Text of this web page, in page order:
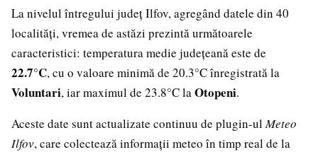
La nivelul întregului județ Ilfov, agregând datele din 40
localități, vremea de astăzi prezintă următoarele
caracteristici: temperatura medie județeană este de
22.7°C, cu o valoare minimă de 20.3°C înregistrată la
Voluntari, iar maximul de 23.8°C laOtopeni.
Aceste date sunt actualizate continuu de plugin-ulMeteo
Ilfov, care colectează informații meteo în timp real de la